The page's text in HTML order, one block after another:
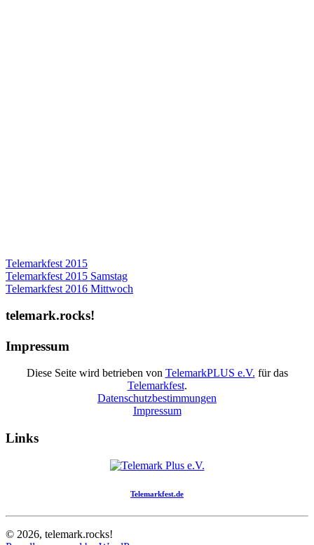
Telemarkfest 2015
Beitragsnavigation
Telemarkfest 2015 Samstag
Telemarkfest 2016 Mittwoch
telemark.rocks!
Impressum
Diese Seite wird betrieben von TelemarkPLUS e.V. für das
Telemarkfest.
Datenschutzbestimmungen
Impressum
Links
Telemarkfest.de
© 2026, telemark.rocks!